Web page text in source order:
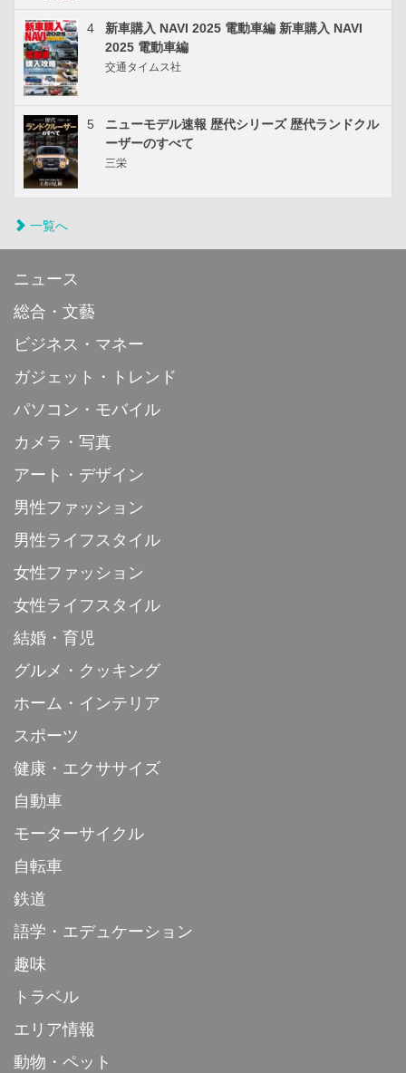
4
新車購入 NAVI 2025 電動車編 新車購入 NAVI
2025 電動車編
交通タイムス社
5
ニューモデル速報 歴代シリーズ 歴代ランドクル
ーザーのすべて
三栄
一覧へ
ニュース
総合・文藝
ビジネス・マネー
ガジェット・トレンド
パソコン・モバイル
カメラ・写真
アート・デザイン
男性ファッション
男性ライフスタイル
女性ファッション
女性ライフスタイル
結婚・育児
グルメ・クッキング
ホーム・インテリア
スポーツ
健康・エクササイズ
自動車
モーターサイクル
自転車
鉄道
語学・エデュケーション
趣味
トラベル
エリア情報
動物・ペット